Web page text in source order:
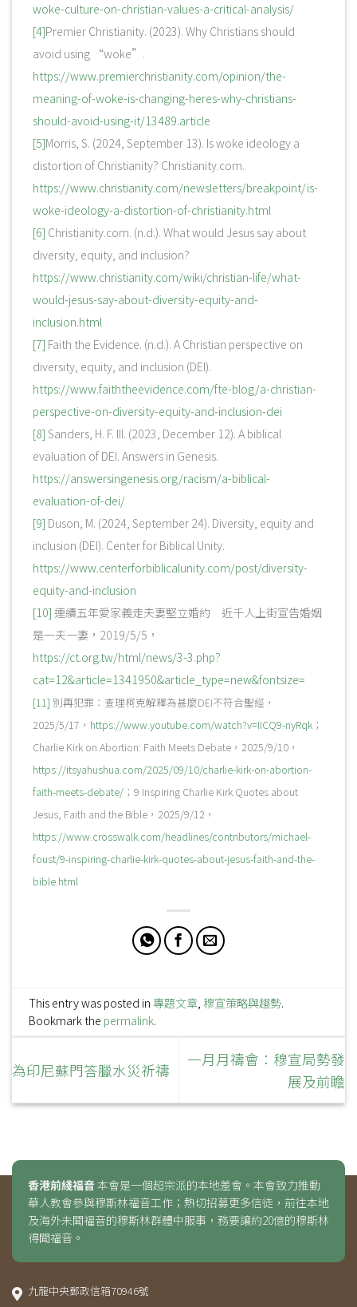
woke-culture-on-christian-values-a-critical-analysis/
[4]Premier Christianity. (2023). Why Christians should
avoid using “woke”.
https://www.premierchristianity.com/opinion/the-
meaning-of-woke-is-changing-heres-why-christians-
should-avoid-using-it/13489.article
[5]Morris, S. (2024, September 13). Is woke ideology a
distortion of Christianity? Christianity.com.
https://www.christianity.com/newsletters/breakpoint/is-
woke-ideology-a-distortion-of-christianity.html
[6] Christianity.com. (n.d.). What would Jesus say about
diversity, equity, and inclusion?
https://www.christianity.com/wiki/christian-life/what-
would-jesus-say-about-diversity-equity-and-
inclusion.html
[7] Faith the Evidence. (n.d.). A Christian perspective on
diversity, equity, and inclusion (DEI).
https://www.faiththeevidence.com/fte-blog/a-christian-
perspective-on-diversity-equity-and-inclusion-dei
[8] Sanders, H. F. III. (2023, December 12). A biblical
evaluation of DEI. Answers in Genesis.
https://answersingenesis.org/racism/a-biblical-
evaluation-of-dei/
[9] Duson, M. (2024, September 24). Diversity, equity and
inclusion (DEI). Center for Biblical Unity.
https://www.centerforbiblicalunity.com/post/diversity-
equity-and-inclusion
[10] 連續五年愛家義走夫妻堅立婚約 近千人上街宣告婚姻
是一夫一妻，2019/5/5，
https://ct.org.tw/html/news/3-3.php?
cat=12&article=1341950&article_type=new&fontsize=
[11] 別再犯罪：查理柯克解釋為甚麼DEI不符合聖經，
2025/5/17， https://www.youtube.com/watch?v=IICQ9-nyRqk ；
Charlie Kirk on Abortion: Faith Meets Debate，2025/9/10，
https://itsyahushua.com/2025/09/10/charlie-kirk-on-abortion-
faith-meets-debate/ ；9 Inspiring Charlie Kirk Quotes about
Jesus, Faith and the Bible，2025/9/12，
https://www.crosswalk.com/headlines/contributors/michael-
foust/9-inspiring-charlie-kirk-quotes-about-jesus-faith-and-the-
bible.html
This entry was posted in專題文章 ,穆宣策略與趨勢.
Bookmark the permalink.
為印尼蘇門答臘水災祈禱
一月月禱會：穆宣局勢發
展及前瞻
香港前綫福音本會是一個超宗派的本地差會。本會致力推動
華人教會參與穆斯林福音工作；熱切招募更多信徒，前往本地
及海外未聞福音的穆斯林群體中服事，務要讓約20億的穆斯林
得聞福音。
九龍中央郵政信箱70946號